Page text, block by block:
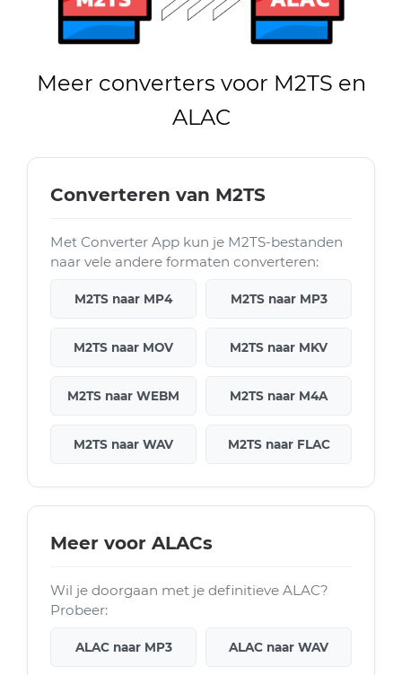
Meer converters voor M2TS en
ALAC
Converteren van M2TS
Met Converter App kun je M2TS-bestanden
naar vele andere formaten converteren:
M2TS naar MP4 M2TS naar MP3
M2TS naar MOV M2TS naar MKV
M2TS naar WEBM M2TS naar M4A
M2TS naar WAV M2TS naar FLAC
Meer voor ALACs
Wil je doorgaan met je definitieve ALAC?
Probeer:
ALAC naar MP3 ALAC naar WAV